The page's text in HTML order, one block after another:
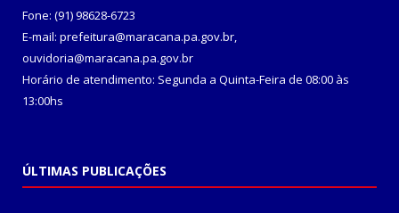
Fone: (91) 98628-6723
E-mail: prefeitura@maracana.pa.gov.br,
ouvidoria@maracana.pa.gov.br
Horário de atendimento: Segunda a Quinta-Feira de 08:00 às
13:00hs
ÚLTIMAS PUBLICAÇÕES